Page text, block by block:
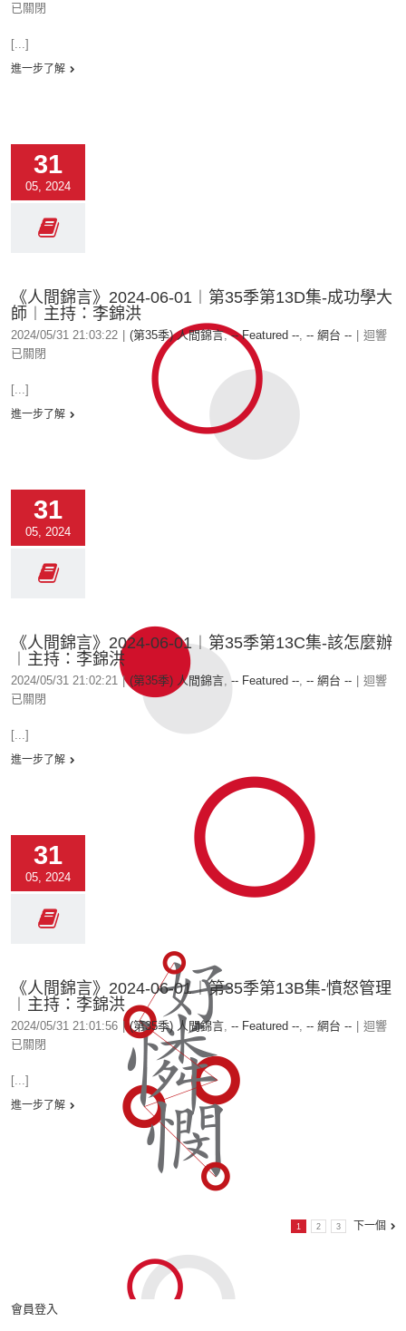
已關閉
[...]
進一步了解
31
05, 2024
《人間錦言》2024-06-01︱第35季第13D集-成功學大
師︱主持：李錦洪
2024/05/31 21:03:22 (第35季) 人間錦言,-- Featured --, -- 網台 --
迴響
已關閉
[...]
進一步了解
31
05, 2024
《人間錦言》2024-06-01︱第35季第13C集-該怎麼辦
︱主持：李錦洪
2024/05/31 21:02:21 | (第35季) 人間錦言, -- Featured --, -- 網台 --
迴響
已關閉
[...]
進一步了解
31
05, 2024
《人間錦言》2024-06-01︱第35季第13B集-憤怒管理
︱主持：李錦洪
2024/05/31 21:01:56 | (第35季) 人間錦言, -- Featured --, -- 網台 --
迴響
已關閉
[...]
進一步了解
1 2 3 下一個
會員登入